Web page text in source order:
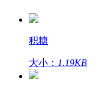
积糖
大小： 1.19KB